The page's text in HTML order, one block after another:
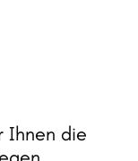
Ihnen